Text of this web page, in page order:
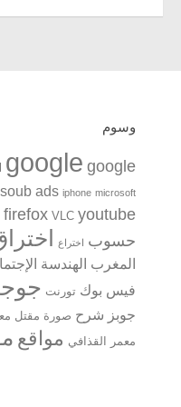
وسوم
google google
ads iphone microsoft
firefox VLC youtube
حسوب اختراع
المغرب الهندسة
فيس بوك تورنت
جوبز شرح صورة مقتل
معمر القذافي مواقع